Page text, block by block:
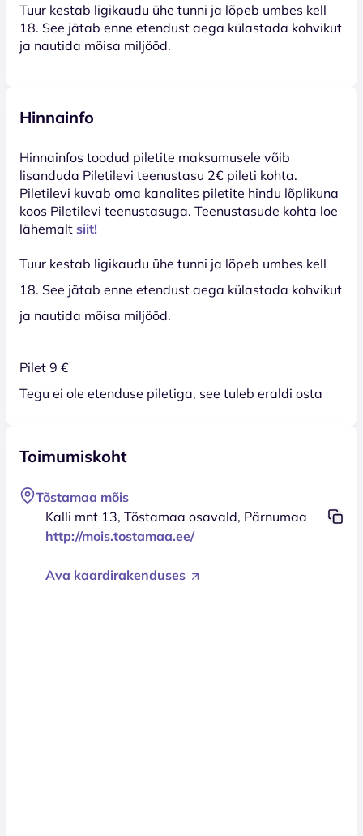
Tuur kestab ligikaudu ühe tunni ja lõpeb umbes kell
18. See jätab enne etendust aega külastada kohvikut
ja nautida mõisa miljööd.
Hinnainfo
Hinnainfos toodud piletite maksumusele võib
lisanduda Piletilevi teenustasu 2€ pileti kohta.
Piletilevi kuvab oma kanalites piletite hindu lõplikuna
koos Piletilevi teenustasuga. Teenustasude kohta loe
lähemalt siit!
Tuur kestab ligikaudu ühe tunni ja lõpeb umbes kell
18. See jätab enne etendust aega külastada kohvikut
ja nautida mõisa miljööd.
Pilet 9 €
Tegu ei ole etenduse piletiga, see tuleb eraldi osta
Toimumiskoht
Tõstamaa mõis
Kalli mnt 13, Tõstamaa osavald, Pärnumaa
http://mois.tostamaa.ee/
Ava kaardirakenduses